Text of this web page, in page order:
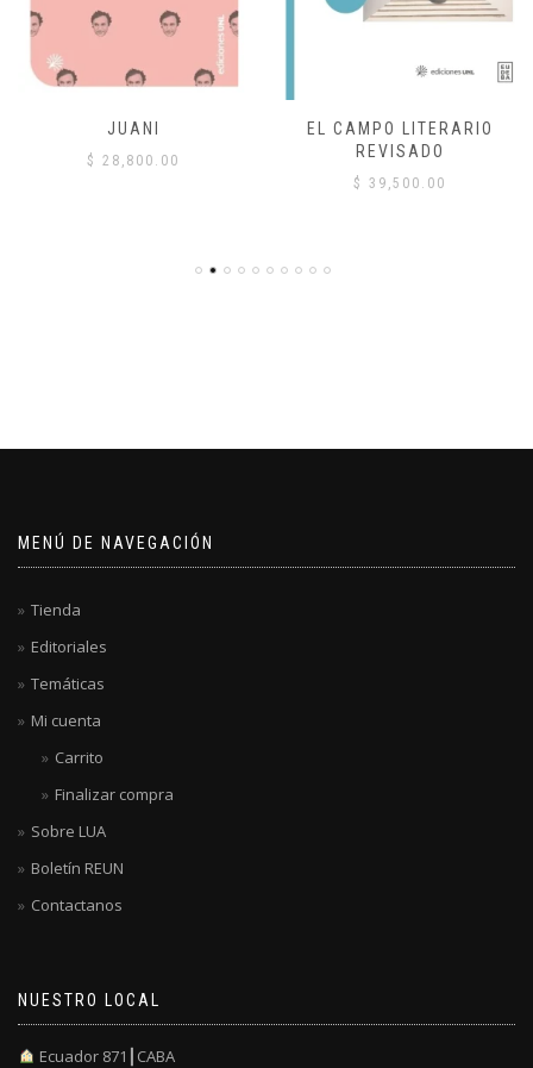
JUANI
$ 28,800.00
EL CAMPO LITERARIO
REVISADO
$ 39,500.00
MENÚ DE NAVEGACIÓN
Tienda
Editoriales
Temáticas
Mi cuenta
Carrito
Finalizar compra
Sobre LUA
Boletín REUN
Contactanos
NUESTRO LOCAL
Ecuador 871┃CABA